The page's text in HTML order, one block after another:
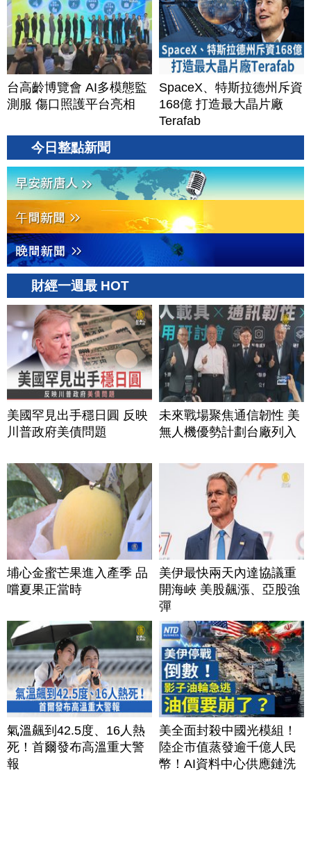
台高齡博覽會 AI多模態監
測服 傷口照護平台亮相
SpaceX、特斯拉德州斥資
168億 打造最大晶片廠
Terafab
今日整點新聞
財經一週最 HOT
美國罕見出手穩日圓 反映
川普政府美債問題
未來戰場聚焦通信韌性 美
無人機優勢計劃台廠列入
埔心金蜜芒果進入產季 品
嚐夏果正當時
美伊最快兩天內達協議重
開海峽 美股飆漲、亞股強
彈
氣溫飆到42.5度、16人熱
死！首爾發布高溫重大警
報
美全面封殺中國光模組！
陸企市值蒸發逾千億人民
幣！AI資料中心供應鏈洗